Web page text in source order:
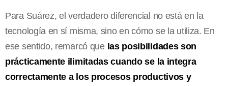
Para Suárez, el verdadero diferencial no está en la
tecnología en sí misma, sino en cómo se la utiliza. En
ese sentido, remarcó que las posibilidades son
prácticamente ilimitadas cuando se la integra
correctamente a los procesos productivos y